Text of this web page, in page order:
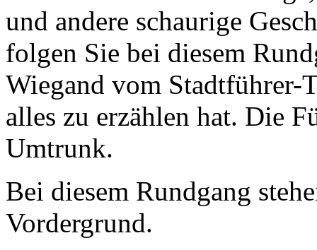
und andere schaurige
folgen Sie bei diesem
Wiegand vom Stadtführer-
alles zu erzählen hat. Die
Umtrunk.
Bei diesem Rundgang
Vordergrund.